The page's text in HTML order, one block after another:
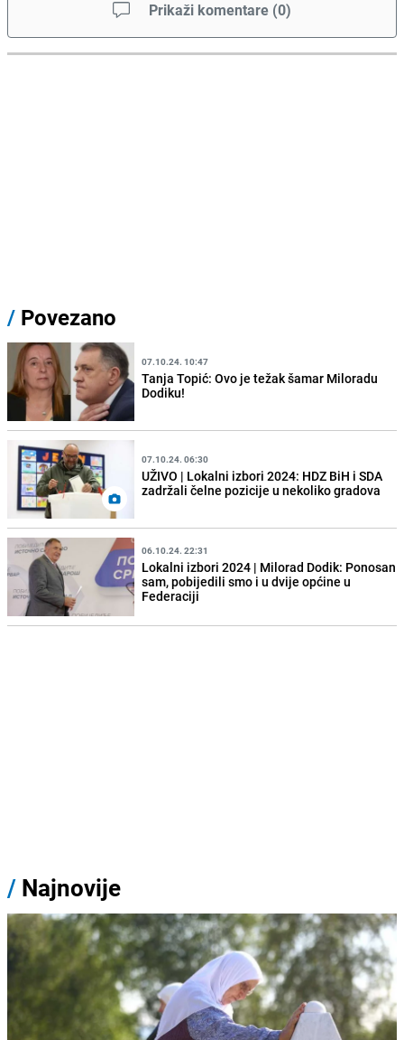
Prikaži komentare (0)
/ Povezano
07.10.24. 10:47
Tanja Topić: Ovo je težak šamar Miloradu
Dodiku!
07.10.24. 06:30
UŽIVO | Lokalni izbori 2024: HDZ BiH i SDA
zadržali čelne pozicije u nekoliko gradova
06.10.24. 22:31
Lokalni izbori 2024 | Milorad Dodik: Ponosan
sam, pobijedili smo i u dvije općine u
Federaciji
/ Najnovije